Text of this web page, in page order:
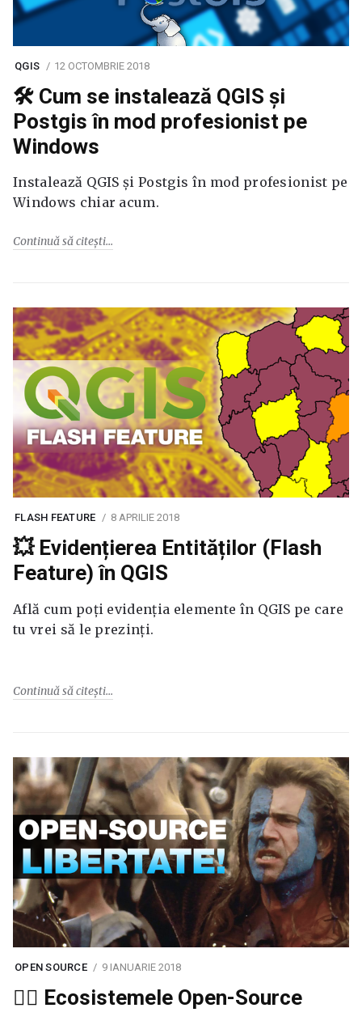
QGIS 12 OCTOMBRIE 2018
🛠️ Cum se instalează QGIS și
Postgis în mod profesionist pe
Windows
Instalează QGIS și Postgis în mod profesionist pe
Windows chiar acum.
Continuă să citești
FLASH FEATURE 8 APRILIE 2018
💥 Evidențierea Entităților (Flash
Feature) în QGIS
Află cum poți evidenția elemente în QGIS pe care
tu vrei să le prezinți.
Continuă să citești
OPEN SOURCE 9 IANUARIE 2018
🏴‍☠️ Ecosistemele Open-Source